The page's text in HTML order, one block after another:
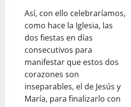
Así, con ello celebraríamos,
como hace la Iglesia, las
dos fiestas en días
consecutivos para
manifestar que estos dos
corazones son
inseparables, el de Jesús y
María, para finalizarlo con